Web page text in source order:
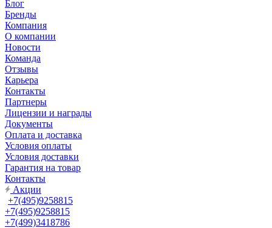
Блог
Бренды
Компания
О компании
Новости
Команда
Отзывы
Карьера
Контакты
Партнеры
Лицензии и награды
Документы
Оплата и доставка
Условия оплаты
Условия доставки
Гарантия на товар
Контакты
Акции
+7(495)9258815
+7(495)9258815
+7(499)3418786